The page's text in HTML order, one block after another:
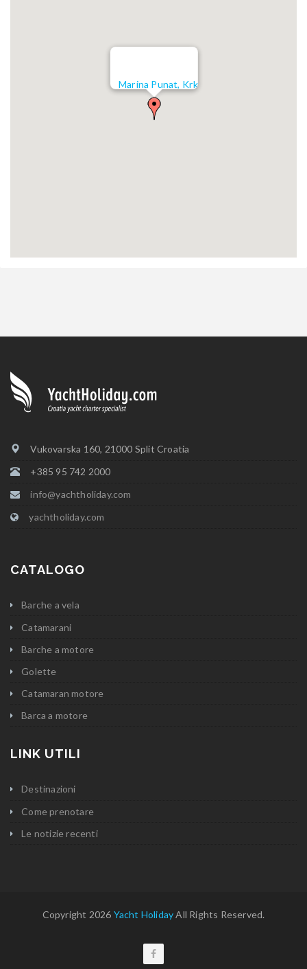
Marina Punat, Krk
Vukovarska 160, 21000 Split Croatia
+385 95 742 2000
info@yachtholiday.com
yachtholiday.com
CATALOGO
Barche a vela
Catamarani
Barche a motore
Golette
Catamaran motore
Barca a motore
LINK UTILI
Destinazioni
Come prenotare
Le notizie recenti
Copyright 2026 Yacht HolidayAll Rights Reserved.